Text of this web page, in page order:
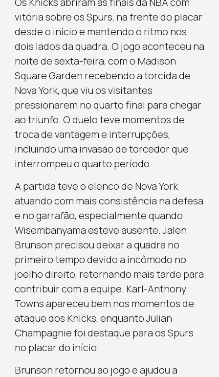
vitória sobre os Spurs, na frente do placar
desde o início e mantendo o ritmo nos
dois lados da quadra. O jogo aconteceu na
noite de sexta-feira, com o Madison
Square Garden recebendo a torcida de
Nova York, que viu os visitantes
pressionarem no quarto final para chegar
ao triunfo. O duelo teve momentos de
troca de vantagem e interrupções,
incluindo uma invasão de torcedor que
interrompeu o quarto período.
A partida teve o elenco de Nova York
atuando com mais consistência na defesa
e no garrafão, especialmente quando
Wisembanyama esteve ausente. Jalen
Brunson precisou deixar a quadra no
primeiro tempo devido a incômodo no
joelho direito, retornando mais tarde para
contribuir com a equipe. Karl-Anthony
Towns apareceu bem nos momentos de
ataque dos Knicks, enquanto Julian
Champagnie foi destaque para os Spurs
no placar do início.
Brunson retornou ao jogo e ajudou a